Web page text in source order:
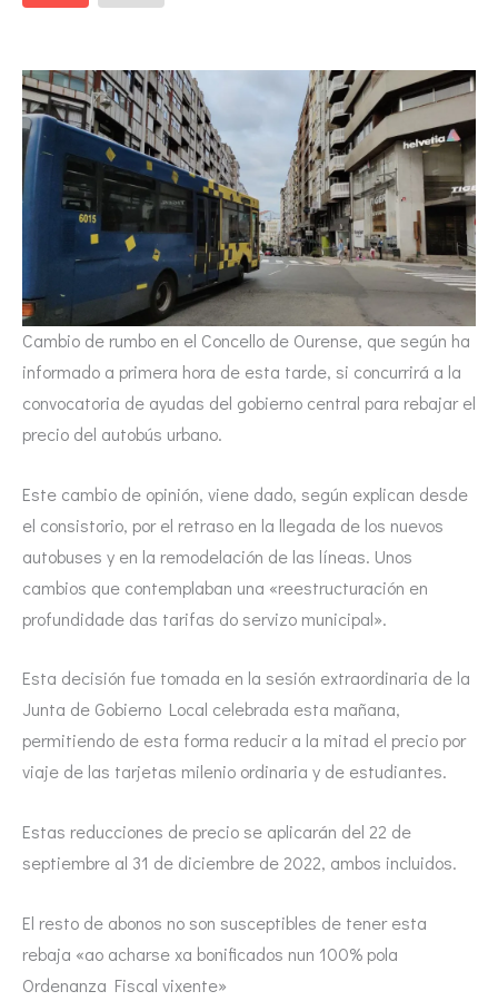
Cambio de rumbo en el Concello de Ourense, que según ha
informado a primera hora de esta tarde, si concurrirá a la
convocatoria de ayudas del gobierno central para rebajar el
precio del autobús urbano.
Este cambio de opinión, viene dado, según explican desde
el consistorio, por el retraso en la llegada de los nuevos
autobuses y en la remodelación de las líneas. Unos
cambios que contemplaban una «reestructuración en
profundidade das tarifas do servizo municipal».
Esta decisión fue tomada en la sesión extraordinaria de la
Junta de Gobierno Local celebrada esta mañana,
permitiendo de esta forma reducir a la mitad el precio por
viaje de las tarjetas milenio ordinaria y de estudiantes.
Estas reducciones de precio se aplicarán del 22 de
septiembre al 31 de diciembre de 2022, ambos incluidos.
El resto de abonos no son susceptibles de tener esta
rebaja «ao acharse xa bonificados nun 100% pola
Ordenanza Fiscal vixente»